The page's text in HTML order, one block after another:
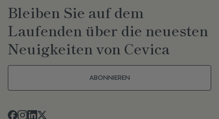
Bleiben Sie auf dem
Laufenden über die neuesten
Neuigkeiten von Cevica
ABONNIEREN